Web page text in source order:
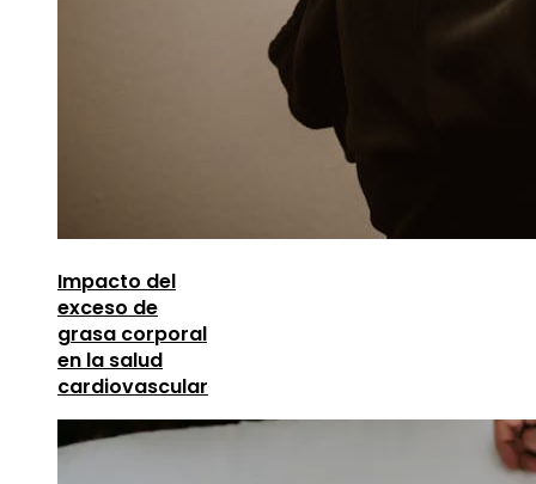
Impacto del
exceso de
grasa corporal
en la salud
cardiovascular